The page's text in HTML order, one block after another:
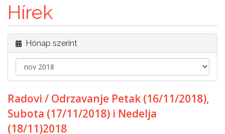
Hírek
Hónap szerint
Radovi / Odrzavanje Petak (16/11/2018),
Subota (17/11/2018) i Nedelja
(18/11)2018